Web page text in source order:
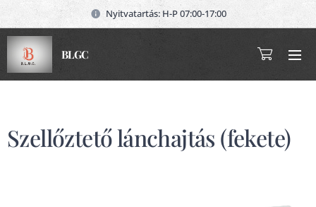
Nyitvatartás: H-P 07:00-17:00
BLGC
Szellőztető lánchajtás (fekete)